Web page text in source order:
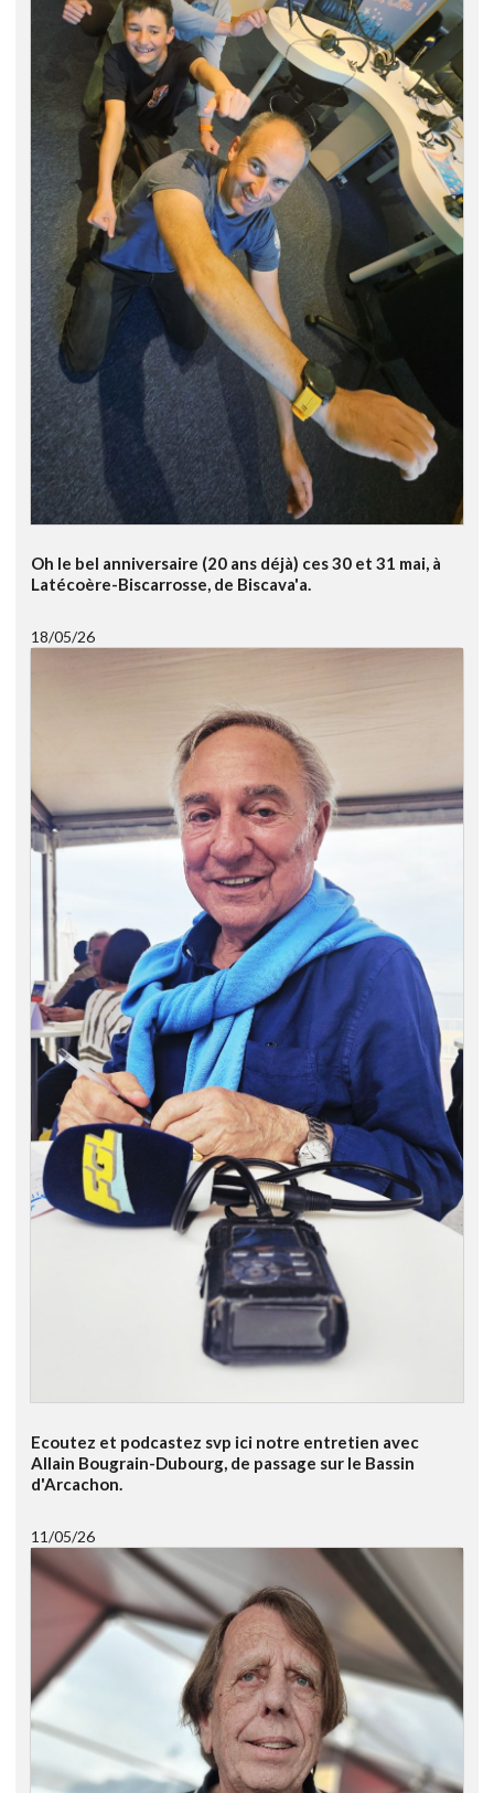
Oh le bel anniversaire (20 ans déjà) ces 30 et 31 mai, à
Latécoère-Biscarrosse, de Biscava'a.
18/05/26
Ecoutez et podcastez svp ici notre entretien avec
Allain Bougrain-Dubourg, de passage sur le Bassin
d'Arcachon.
11/05/26